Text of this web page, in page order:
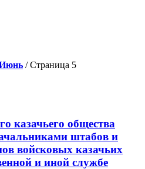
/Страница 5
казачьего общества
штабов и
войсковых казачьих
и иной службе